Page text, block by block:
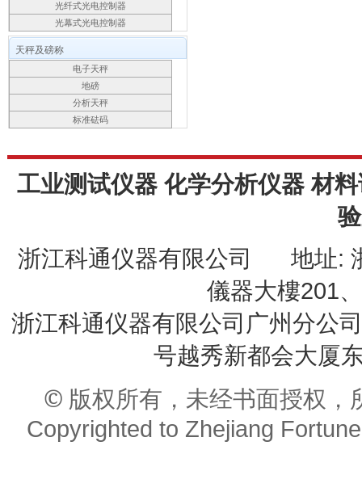
光纤式光电控制器
光幕式光电控制器
天秤及磅称
电子天秤
地磅
分析天秤
标准砝码
工业测试仪器 化学分析仪器 材
浙江科通仪器有限公司 地址:
儀器大樓201
浙江科通仪器有限公司广州分
号越秀新都会大厦
© 版权所有，未经书面授权，
Copyrighted to Zhejiang